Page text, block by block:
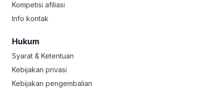
Kompetisi afiliasi
Info kontak
Hukum
Syarat & Ketentuan
Kebijakan privasi
Kebijakan pengembalian